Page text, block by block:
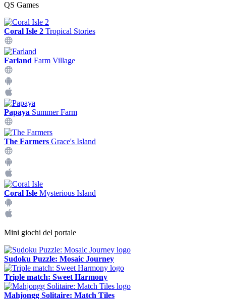
QS Games
Coral Isle 2 Tropical Stories
Farland Farm Village
Papaya Summer Farm
The Farmers Grace's Island
Coral Isle Mysterious Island
Mini giochi del portale
Sudoku Puzzle: Mosaic Journey
Triple match: Sweet Harmony
Mahjongg Solitaire: Match Tiles